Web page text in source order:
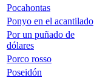
Pocahontas
Ponyo en el acantilado
Por un puñado de
dólares
Porco rosso
Poseidón